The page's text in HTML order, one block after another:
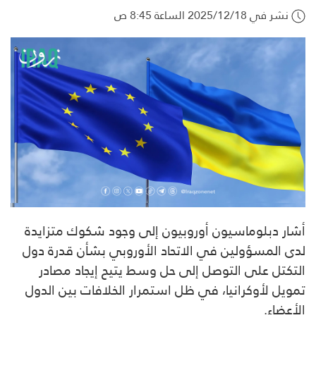
نشر في 2025/12/18 الساعة 8:45 ص
أشار دبلوماسيون أوروبيون إلى وجود شكوك متزايدة
لدى المسؤولين في الاتحاد الأوروبي بشأن قدرة دول
التكتل على التوصل إلى حل وسط يتيح إيجاد مصادر
تمويل لأوكرانيا، في ظل استمرار الخلافات بين الدول
الأعضاء.